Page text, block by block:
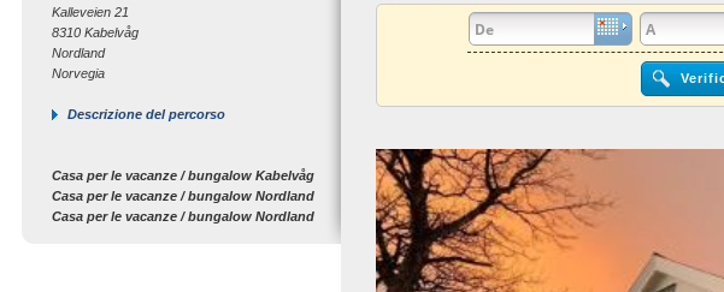
Kalleveien 21
8310 Kabelvåg
Nordland
Norvegia
Descrizione del percorso
Casa per le vacanze / bungalow Kabelvåg
Casa per le vacanze / bungalow Nordland
Casa per le vacanze / bungalow Nordland